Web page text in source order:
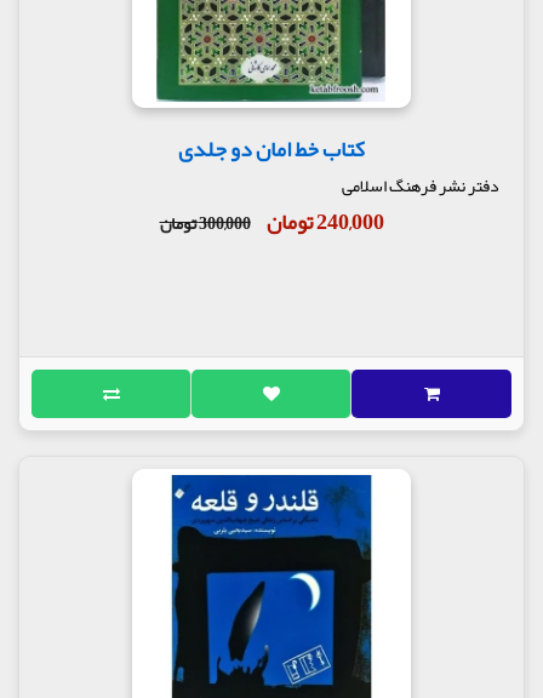
کتاب خط امان دو جلدی
دفتر نشر فرهنگ اسلامی
240,000 تومان 300,000 تومان